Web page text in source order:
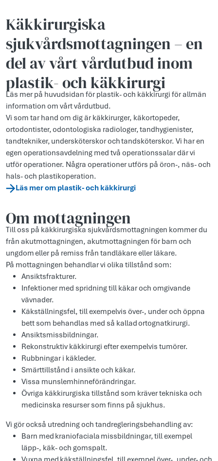
Käkkirurgiska
sjukvårdsmottagningen – en
del av vårt vårdutbud inom
plastik- och käkkirurgi
Läs mer på huvudsidan för plastik- och käkkirurgi för allmän
information om vårt vårdutbud.
Vi som tar hand om dig är käkkirurger, käkortopeder,
ortodontister, odontologiska radiologer, tandhygienister,
tandtekniker, undersköterskor och tandsköterskor. Vi har en
egen operationsavdelning med två operationssalar där vi
utför operationer. Några operationer utförs på öron-, näs- och
hals- och plastikoperation.
Läs mer om plastik- och käkkirurgi
Om mottagningen
Till oss på käkkirurgiska sjukvårdsmottagningen kommer du
från akutmottagningen, akutmottagningen för barn och
ungdom eller på remiss från tandläkare eller läkare.
På mottagningen behandlar vi olika tillstånd som:
Ansiktsfrakturer.
Infektioner med spridning till käkar och omgivande
vävnader.
Käkställningsfel, till exempelvis över-, under och öppna
bett som behandlas med så kallad ortognatkirurgi.
Ansiktsmissbildningar.
Rekonstruktiv käkkirurgi efter exempelvis tumörer.
Rubbningar i käkleder.
Smärttillstånd i ansikte och käkar.
Vissa munslemhinneförändringar.
Övriga käkkirurgiska tillstånd som kräver tekniska och
medicinska resurser som finns på sjukhus.
Vi gör också utredning och tandregleringsbehandling av:
Barn med kraniofaciala missbildningar, till exempel
läpp-, käk- och gomspalt.